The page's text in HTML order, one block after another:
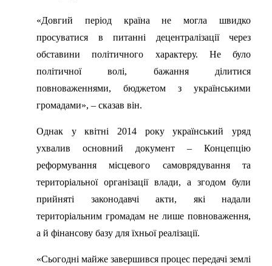
«Довгий період країна не могла швидко
просуватися в питанні децентралізації через
обставини політичного характеру. Не було
політичної волі, бажання ділитися
повноваженнями, бюджетом з українськими
громадами», – сказав він.
Однак у квітні 2014 року український уряд
ухвалив основний документ – Концепцію
реформування місцевого самоврядування та
територіальної організації влади, а згодом були
прийняті законодавчі акти, які надали
територіальним громадам не лише повноваження,
а й фінансову базу для їхньої реалізації.
«Сьогодні майже завершився процес передачі землі